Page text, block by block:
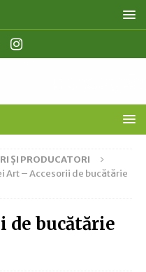
ȘI PRODUCATORI
Art – Accesorii de bucătărie
de bucătărie